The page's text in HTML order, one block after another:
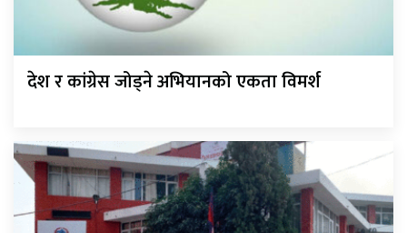
देश र कांग्रेस जोड्ने अभियानको एकता विमर्श